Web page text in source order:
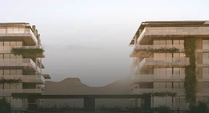
agradezco al equipo
el mundo, de Perú,
un prototipo de
que lo necesite, ya
gente que padece
pueda tener en el
dando la oportunidad de
en el contexto de la
Perseguimos
viviendo.”